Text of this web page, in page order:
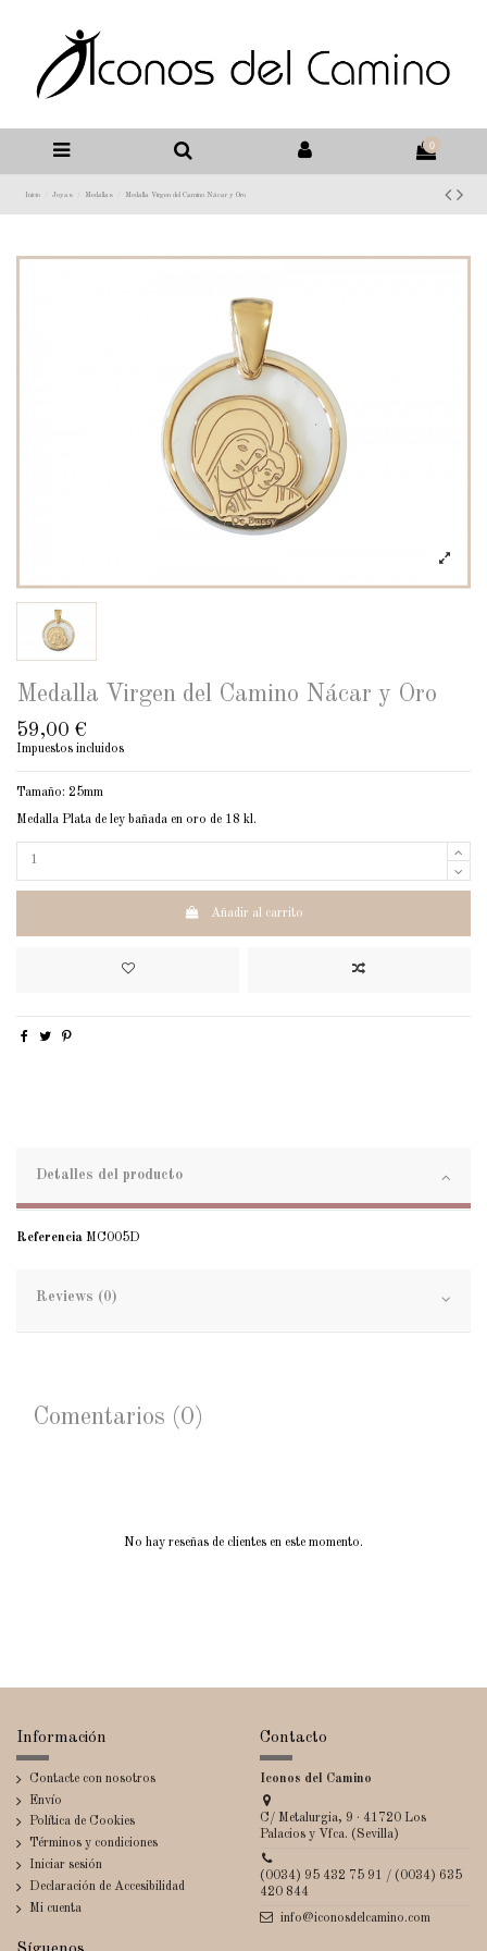
0
Inicio Joyas Medallas Medalla Virgen del Camino Nácar y Oro
Medalla Virgen del Camino Nácar y Oro
59,00 €
Impuestos incluidos
Tamaño: 25mm
Medalla Plata de ley bañada en oro de 18 kl.
Añadir al carrito
Detalles del producto
Referencia MC005D
Reviews (0)
Comentarios (0)
No hay reseñas de clientes en este momento.
Información
Contacte con nosotros
Envío
Política de Cookies
Términos y condiciones
Iniciar sesión
Declaración de Accesibilidad
Mi cuenta
Contacto
Iconos del Camino
C/ Metalurgia, 9 · 41720 Los
Palacios y Vfca. (Sevilla)
(0034) 95 432 75 91 / (0034) 635
420 844
info@iconosdelcamino.com